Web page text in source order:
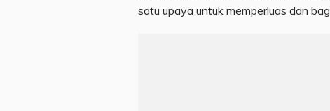
satu upaya untuk memperluas dan